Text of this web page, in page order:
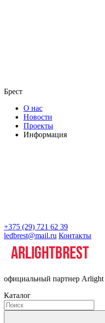
Брест
О нас
Новости
Проекты
Информация
+375 (29) 721 62 39
ledbrest@mail.ru Контакты
официальный партнер Arlight
Каталог